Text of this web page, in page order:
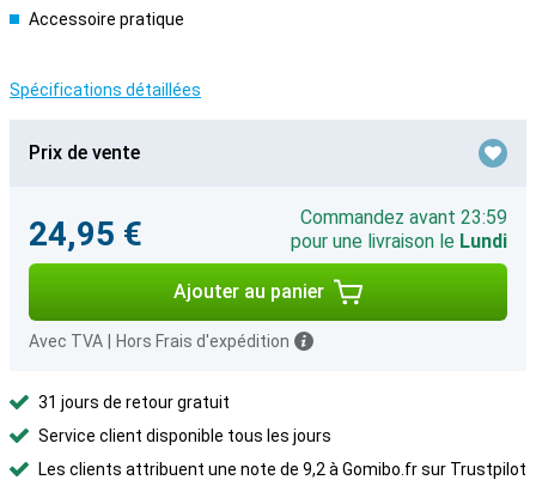
Accessoire pratique
Spécifications détaillées
Prix de vente
24,95 €
Commandez avant 23:59
pour une livraison le Lundi
Ajouter au panier
Avec TVA Hors Frais d'expédition
31 jours de retour gratuit
Service client disponible tous les jours
Les clients attribuent une note de 9,2 à Gomibo.fr sur Trustpilot